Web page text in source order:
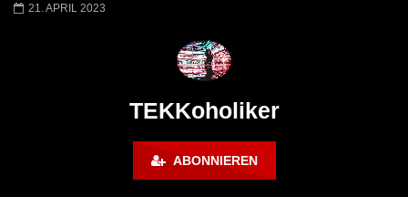
Haimkind | KlatschKind | Tieftekker |
Twostylezz | Maytrixx
Crotekk *live* @ Pressewerk [2014]
HARDTEKK
21. APRIL 2023
TEKKoholiker
ABONNIEREN